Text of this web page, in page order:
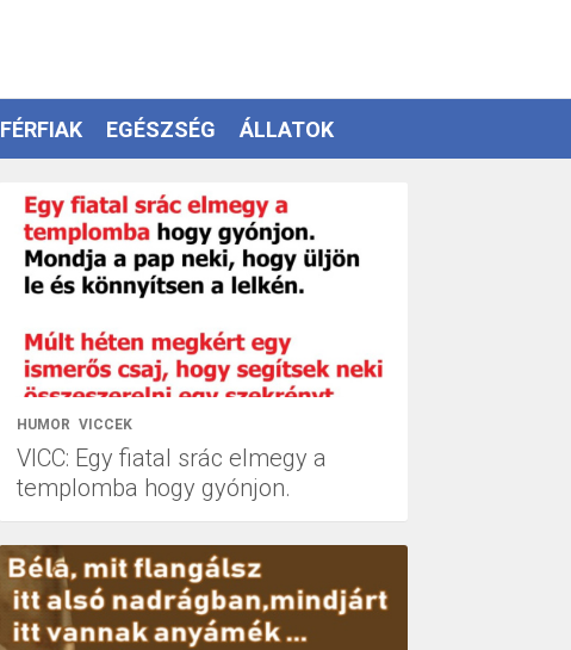
FÉRFIAK EGÉSZSÉG ÁLLATOK
HUMOR VICCEK
VICC: Egy fiatal srác elmegy a
templomba hogy gyónjon.